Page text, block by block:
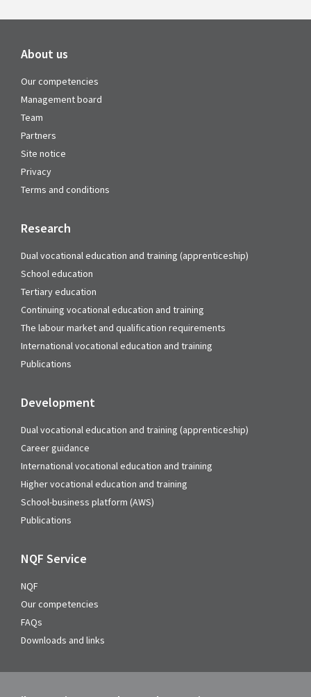
About us
Our competencies
Management board
Team
Partners
Site notice
Privacy
Terms and conditions
Research
Dual vocational education and training (apprenticeship)
School education
Tertiary education
Continuing vocational education and training
The labour market and qualification requirements
International vocational education and training
Publications
Development
Dual vocational education and training (apprenticeship)
Career guidance
International vocational education and training
Higher vocational education and training
School-business platform (AWS)
Publications
NQF Service
NQF
Our competencies
FAQs
Downloads and links